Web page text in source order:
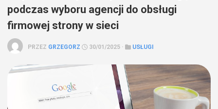
podczas wyboru agencji do obsługi
firmowej strony w sieci
PRZEZ GRZEGORZ 30/01/2025 · USŁUGI